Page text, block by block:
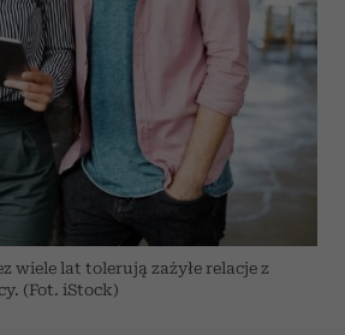
wiele lat tolerują zażyłe relacje z
(Fot. iStock)